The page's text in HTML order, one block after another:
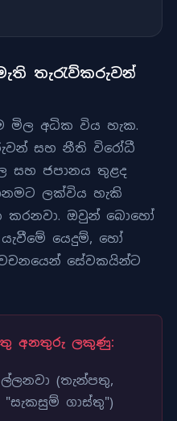
තැරැව්කරුවන්
මිල අධික විය හැක.
සහ නීති විරෝධී
සහ ජපානය තුළද
ලක්විය හැකි
කරනවා. ඔවුන් බොහෝ
යෙදුම්, හෝ
සේවකයින්ට
අනතුරු ලකුණු:
(තැන්පතු,
"සැකසුම් ගාස්තු")